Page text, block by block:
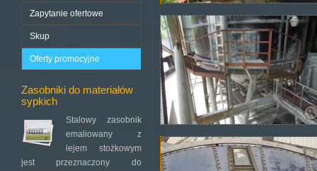
Zapytanie ofertowe
Skup
Oferty promocyjne
Zasobniki do materiałów
sypkich
Stalowy zasobnik
emaliowany z
lejem stożkowym
jest przeznaczony do